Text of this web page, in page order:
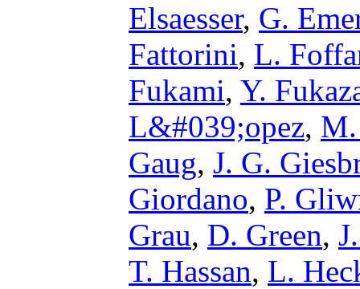
Elsaesser, G.
Fattorini, L.
Fukami, Y.
L&#039;opez,
Gaug, J. G.
Giordano, P.
Grau, D. Green,
T. Hassan, L.